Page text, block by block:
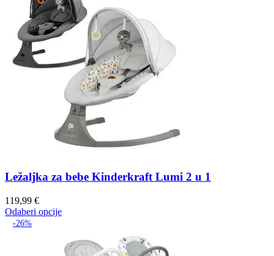
Ležaljka za bebe Kinderkraft Lumi 2 u 1
119,99 €
Odaberi opcije
-26%